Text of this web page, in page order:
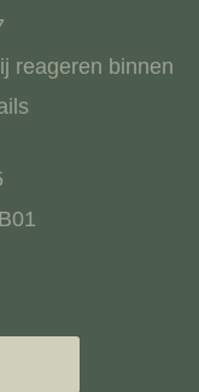
reageren binnen